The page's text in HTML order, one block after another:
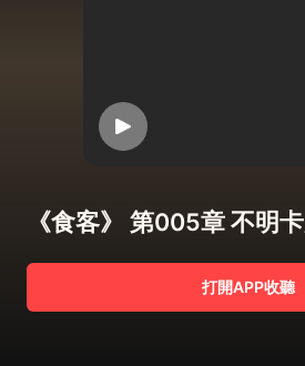
《食客》 第005章 不明
打開APP收聽